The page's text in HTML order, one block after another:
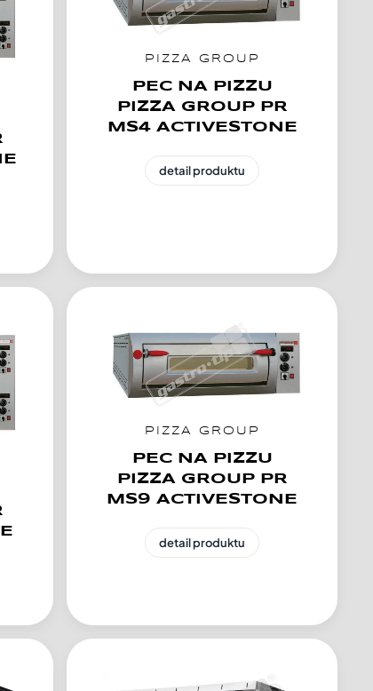
PIZZA GROUP
PEC NA PIZZU
PIZZA GROUP PR
MS4 ACTIVESTONE
detail produktu
PIZZA GROUP
PEC NA PIZZU
PIZZA GROUP PR
MS9 ACTIVESTONE
detail produktu